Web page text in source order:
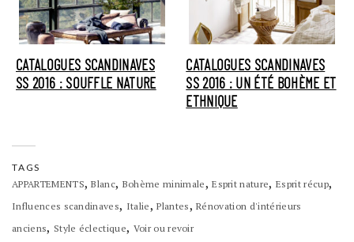
CATALOGUES SCANDINAVES
SS 2016 : SOUFFLE NATURE
CATALOGUES SCANDINAVES
SS 2016 : UN ÉTÉ BOHÈME ET
ETHNIQUE
TAGS
APPARTEMENTS,Blanc, Bohème minimale,Esprit nature, Esprit récup,
Influences scandinaves, Italie,Plantes,Rénovation d'intérieurs
anciens, Style éclectique, Voir ou revoir